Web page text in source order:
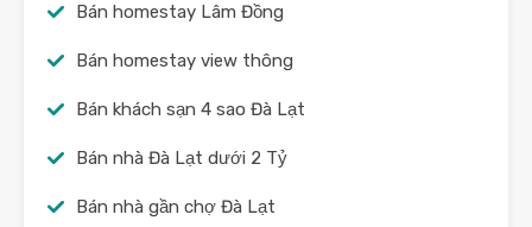
Bán homestay Lâm Đồng
Bán homestay view thông
Bán khách sạn 4 sao Đà Lạt
Bán nhà Đà Lạt dưới 2 Tỷ
Bán nhà gần chợ Đà Lạt